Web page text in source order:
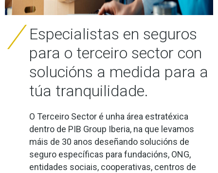
Especialistas en seguros
para o terceiro sector con
solucións a medida para a
túa tranquilidade.
O Terceiro Sector é unha área estratéxica
dentro de PIB Group Iberia, na que levamos
máis de 30 anos deseñando solucións de
seguro específicas para fundacións, ONG,
entidades sociais, cooperativas, centros de